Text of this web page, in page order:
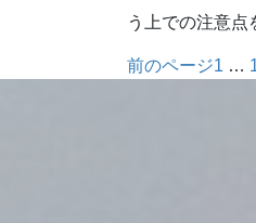
う上での注意
前のページ1 …